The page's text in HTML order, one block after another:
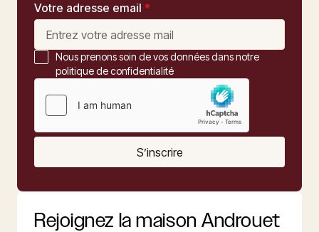
Votre adresse email *
Nous prenons soin de vos données dans notre
politique de confidentialité
S’inscrire
Rejoignez la maison Androuet